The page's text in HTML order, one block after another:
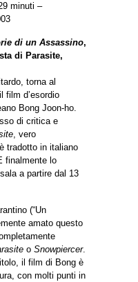
minuti –
di un Assassino,
di Parasite,
torna al
film d’esordio
Bong Joon-ho.
di critica e
, vero
tradotto in italiano
finalmente lo
a partire dal 13
(“Un
amato questo
o Snowpiercer.
il film di Bong è
con molti punti in